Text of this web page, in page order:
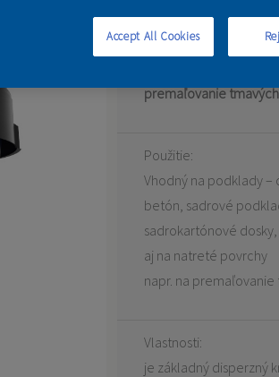
Základný náter na
vrstvu náteru. Taktiež
premaľovanie
Použitie:
Vhodný na podklady
betón, sadrové
sadrokartónové
aj na natreté povrchy
napr. na
Vlastnosti:
je základný disperzný
Accept All Cookies